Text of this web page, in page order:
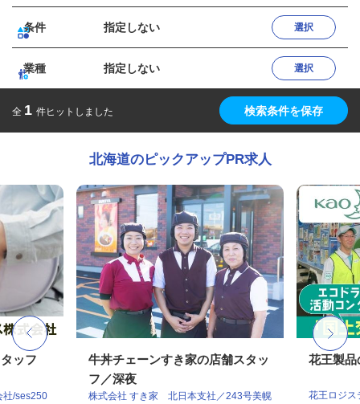
条件 指定しない 選択
業種 指定しない 選択
全 1 件ヒットしました 検索条件を保存
北海道のピックアップPR求人
ッフ
社/ses250
牛丼チェーンすき家の店舗スタッ
フ／深夜
株式会社 すき家 北日本支社／243号美幌
花王製品
花王ロジ